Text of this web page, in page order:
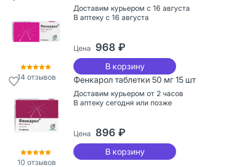
14отзывов
Доставим курьером с 16 августа
В аптеку с 16 августа
Цена 968 ₽
В корзину
10 отзывов
Фенкарол таблетки 50 мг 15 шт
Доставим курьером от 2 часов
В аптеку сегодня или позже
Цена 896 ₽
В корзину